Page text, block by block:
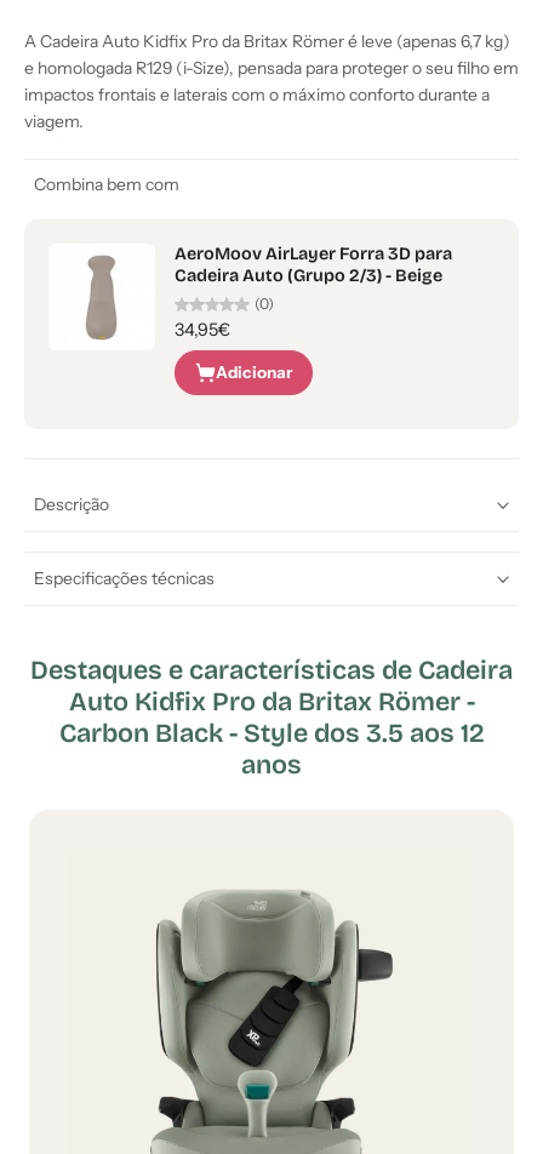
A Cadeira Auto Kidfix Pro da Britax Römer é leve (apenas 6,7 kg)
e homologada R129 (i-Size), pensada para proteger o seu filho em
impactos frontais e laterais com o máximo conforto durante a
viagem.
Combina bem com
AeroMoov AirLayer Forra 3D para
Cadeira Auto (Grupo 2/3) - Beige
(0)
34,95€
Adicionar
Descrição
Especificações técnicas
Destaques e características de Cadeira
Auto Kidfix Pro da Britax Römer -
Carbon Black - Style dos 3.5 aos 12
anos